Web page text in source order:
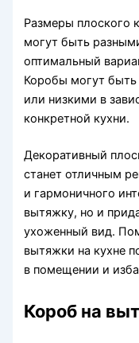
Размеры плоского
могут быть
оптимальный
Коробы могут
или низкими в
конкретной кухни.
Декоративный
станет отличным
и гармоничного
вытяжку, но и
ухоженный вид.
вытяжки на кухне
в помещении и
Короб на